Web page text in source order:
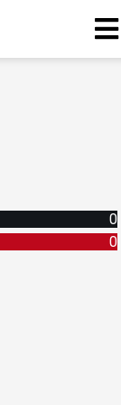
0
0